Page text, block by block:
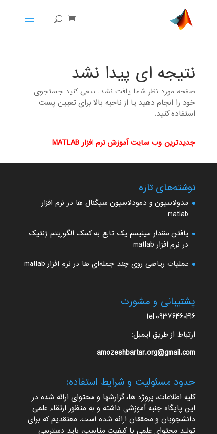
نتیجه ای پیدا نشد
صفحه مورد نظر شما یافت نشد. سعی کنید جستجوی
خود را انجام دهید یا از ناحیه بالا برای تعیین پست
استفاده کنید.
جدیدترین وب سایت آموزش نرم افزار MATLAB
نوشته‌های تازه
مدولاسیون و دمودلاسیون سیگنال ها در نرم افزار
matlab
یافتن مقدار مینیمم یک تابع به کمک الگوریتم ژنتیک
در نرم افزار matlab
عملیات ریاضی روی چند جمله‌ای ها در نرم افزار matlab
پشتیبانی و مشورت
tel:09376460416
ارتباط از طریق ایمیل:
amozeshbartar.org@gmail.com
حدود مسئولیت و شرایط استفاده:
کلیه اطلاعات، پروژه ها، گزارشها و محتوای ارائه شده در
این پایگاه جنبه آموزشی داشته و به منظور ارتقاء علمی
دانشجویان و محققان ارائه شده است. معتقدیم که برای
تولید محتوای علمی با کیفیت مناسب، باید دسترسی